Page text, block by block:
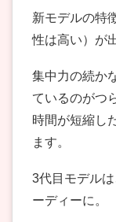
新モデルの特
性は高い）が
集中力の続か
ているのがつ
時間が短縮し
ます。
3代目モデル
ーディーに。